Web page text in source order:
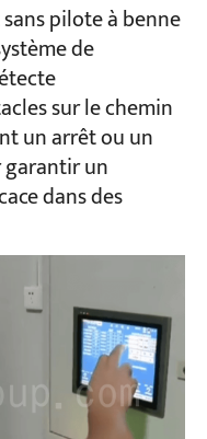
pilote à benne
de
sur le chemin
un arrêt ou un
un
dans des